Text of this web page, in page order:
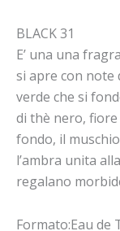
BLACK 31
E’ una una
si apre con note
verde che si
di thè nero, fiore
fondo, il
l’ambra unita
regalano
Formato:Eau de